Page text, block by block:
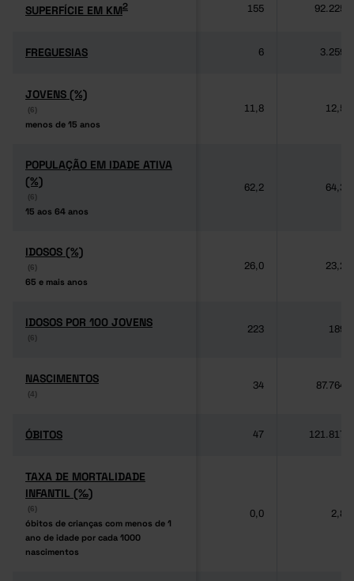
SUPERFÍCIE EM KM2
SUPERFÍCIE EM KM2 155 92.225
FREGUESIAS
FREGUESIAS 6 3.259
JOVENS (%)
(6)
menos de 15 anos
JOVENS (%)
(6)
menos de 15 anos
11,8 12,5
POPULAÇÃO EM IDADE ATIVA
(%)
(6)
15 aos 64 anos
POPULAÇÃO EM IDADE ATIVA
(%)
(6)
15 aos 64 anos
62,2 64,3
IDOSOS (%)
(6)
65 e mais anos
IDOSOS (%)
(6)
65 e mais anos
26,0 23,2
IDOSOS POR 100 JOVENS
(6)
IDOSOS POR 100 JOVENS
(6)
223 189
NASCIMENTOS
(4)
NASCIMENTOS
(4)
34 87.764
ÓBITOS
ÓBITOS 47 121.817
TAXA DE MORTALIDADE
INFANTIL (‰)
(6)
óbitos de crianças com menos de 1
ano de idade por cada 1000
nascimentos
TAXA DE MORTALIDADE
INFANTIL (‰)
(6)
óbitos de crianças com menos de 1
ano de idade por cada 1000
nascimentos
0,0 2,8